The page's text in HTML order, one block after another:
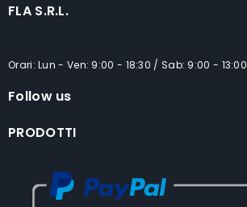
FLA S.R.L.
Orari: Lun - Ven: 9:00 - 18:30 / Sab: 9:00 - 13:00
Follow us
PRODOTTI